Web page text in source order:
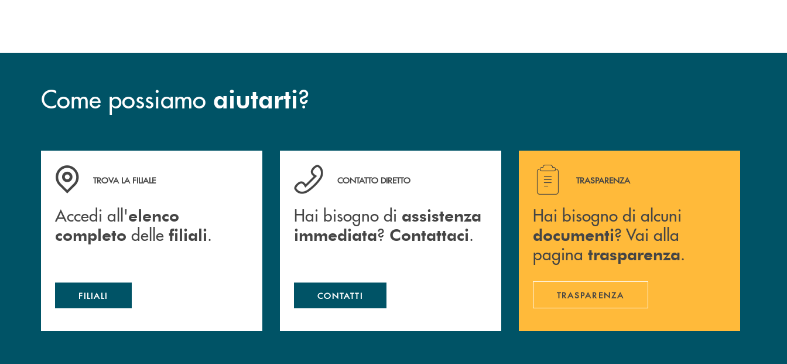
Come possiamo aiutarti?
Accedi all' elenco completo delle filiali .
TROVA LA FILIALE
Accedi all'elenco
completo delle filiali.
FILIALI
Hai bisogno di assistenza immediata ? Contattaci .
CONTATTO DIRETTO
Hai bisogno di assistenza
immediata? Contattaci.
CONTATTI
Hai bisogno di alcuni documenti ? Vai alla pagina
TRASPARENZA
Hai bisogno di alcuni
documenti? Vai alla
pagina trasparenza.
TRASPARENZA